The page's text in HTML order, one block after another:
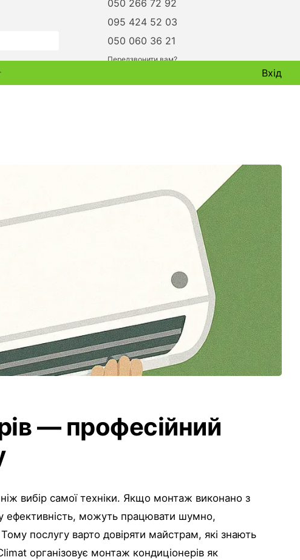
050 266 72 92
095 424 52 03
050 060 36 21
Передзвонити вам?
Вхід
— професійний
вибір самої техніки. Якщо монтаж виконано з
ефективність, можуть працювати шумно,
послугу варто довіряти майстрам, які знають
організовує монтаж кондиціонерів як